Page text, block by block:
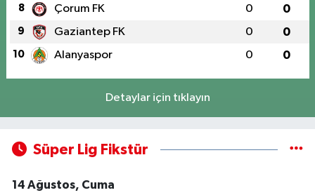
8 Çorum FK 0 0
9 Gaziantep FK 0 0
10 Alanyaspor 0 0
Detaylar için tıklayın
Süper Lig Fikstür
14 Ağustos, Cuma